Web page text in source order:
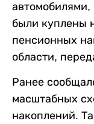
были куплены
пенсионных
области,
Ранее
масштабных
накоплений.